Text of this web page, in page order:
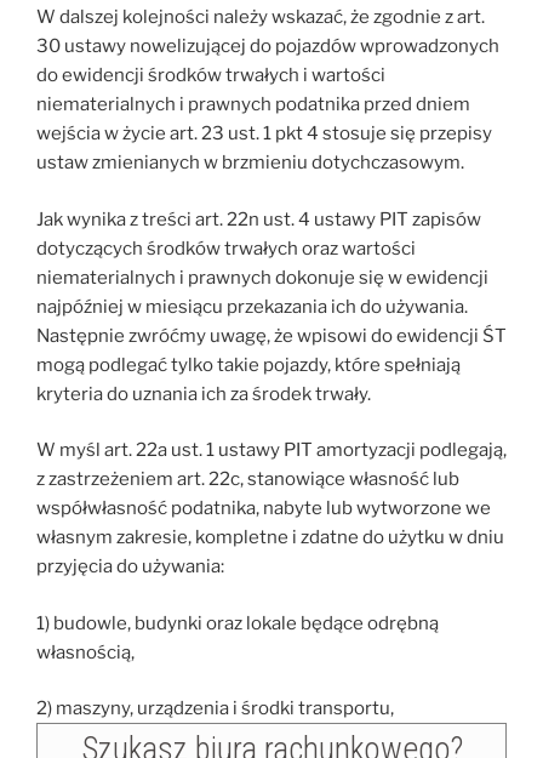
W dalszej kolejności należy wskazać, że zgodnie z art.
30 ustawy nowelizującej do pojazdów wprowadzonych
do ewidencji środków trwałych i wartości
niematerialnych i prawnych podatnika przed dniem
wejścia w życie art. 23 ust. 1 pkt 4 stosuje się przepisy
ustaw zmienianych w brzmieniu dotychczasowym.
Jak wynika z treści art. 22n ust. 4 ustawy PIT zapisów
dotyczących środków trwałych oraz wartości
niematerialnych i prawnych dokonuje się w ewidencji
najpóźniej w miesiącu przekazania ich do używania.
Następnie zwróćmy uwagę, że wpisowi do ewidencji ŚT
mogą podlegać tylko takie pojazdy, które spełniają
kryteria do uznania ich za środek trwały.
W myśl art. 22a ust. 1 ustawy PIT amortyzacji podlegają,
z zastrzeżeniem art. 22c, stanowiące własność lub
współwłasność podatnika, nabyte lub wytworzone we
własnym zakresie, kompletne i zdatne do użytku w dniu
przyjęcia do używania:
1) budowle, budynki oraz lokale będące odrębną
własnością,
2) maszyny, urządzenia i środki transportu,